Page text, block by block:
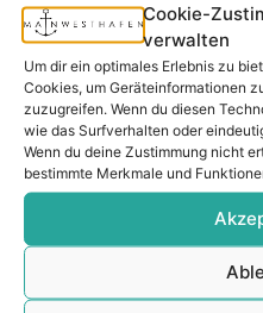
Cookie-
verwalten
Um dir ein optimales Erlebnis zu
Cookies, um Geräteinformationen
zuzugreifen. Wenn du diesen
wie das Surfverhalten oder
Wenn du deine Zustimmung nicht
bestimmte Merkmale und
MAINWESTHAFEN
IMMOBILIEN
Ihr Immobilienpartner
aus der
Nachbarschaft.
– seit 2017.